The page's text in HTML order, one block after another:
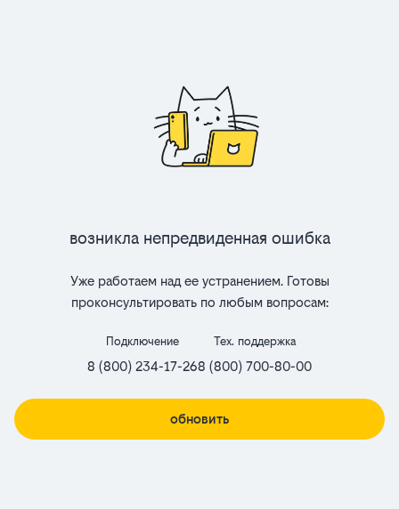
Возникла непредвиденная ошибка
Уже работаем над ее устранением. Готовы
проконсультировать по любым вопросам:
Подключение
8 (800) 234-17-26
Тех. поддержка
8 (800) 700-80-00
обновить